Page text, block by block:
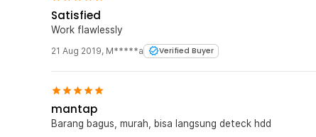
Satisfied
Work flawlessly
21 Aug 2019, M*****a Verified Buyer
mantap
Barang bagus, murah, bisa langsung deteck hdd